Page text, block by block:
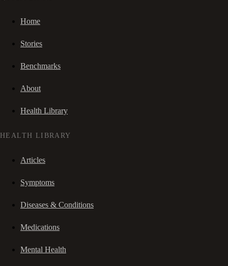
Home
Stories
Benchmarks
About
Health Library
HEALTH LIBRARY
Articles
Symptoms
Diseases & Conditions
Medications
Mental Health